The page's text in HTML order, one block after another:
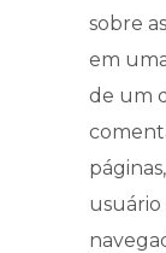
sobre
em
de um
usuário